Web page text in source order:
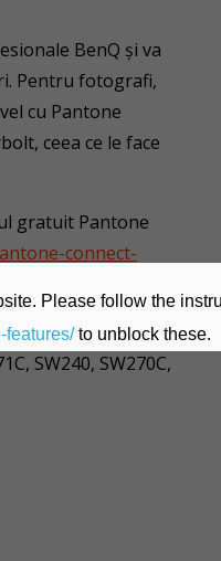
BenQ și va
Pentru fotografi,
cu Pantone
ceea ce le face
gratuit Pantone
connect-
SW240, SW270C,
Please follow the
features/to unblock these.